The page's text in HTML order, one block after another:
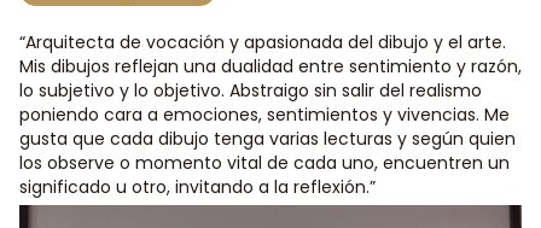
“Arquitecta de vocación y apasionada del dibujo y el arte.
Mis dibujos reflejan una dualidad entre sentimiento y razón,
lo subjetivo y lo objetivo. Abstraigo sin salir del realismo
poniendo cara a emociones, sentimientos y vivencias. Me
gusta que cada dibujo tenga varias lecturas y según quien
los observe o momento vital de cada uno, encuentren un
significado u otro, invitando a la reflexión.”